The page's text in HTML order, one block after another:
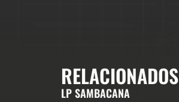
RELACIONADOS
LP SAMBACANA